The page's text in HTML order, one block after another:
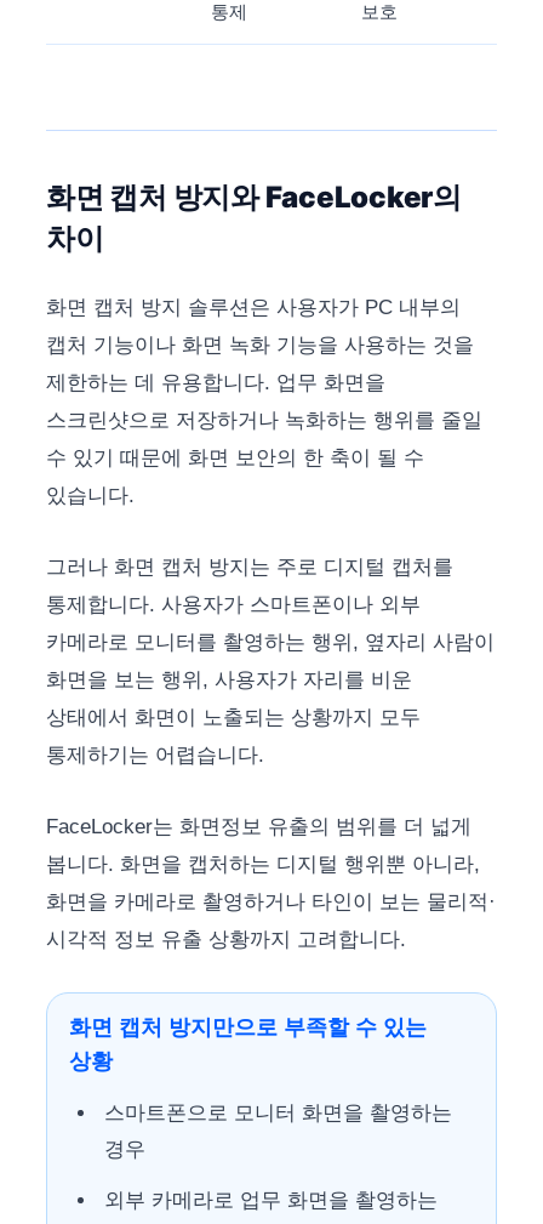
통제
보호
화면 캡처 방지와 FaceLocker의
차이
화면 캡처 방지 솔루션은 사용자가 PC 내부의
캡처 기능이나 화면 녹화 기능을 사용하는 것을
제한하는 데 유용합니다. 업무 화면을
스크린샷으로 저장하거나 녹화하는 행위를 줄일
수 있기 때문에 화면 보안의 한 축이 될 수
있습니다.
그러나 화면 캡처 방지는 주로 디지털 캡처를
통제합니다. 사용자가 스마트폰이나 외부
카메라로 모니터를 촬영하는 행위, 옆자리 사람이
화면을 보는 행위, 사용자가 자리를 비운
상태에서 화면이 노출되는 상황까지 모두
통제하기는 어렵습니다.
FaceLocker는 화면정보 유출의 범위를 더 넓게
봅니다. 화면을 캡처하는 디지털 행위뿐 아니라,
화면을 카메라로 촬영하거나 타인이 보는 물리적·
시각적 정보 유출 상황까지 고려합니다.
화면 캡처 방지만으로 부족할 수 있는
상황
스마트폰으로 모니터 화면을 촬영하는
경우
외부 카메라로 업무 화면을 촬영하는